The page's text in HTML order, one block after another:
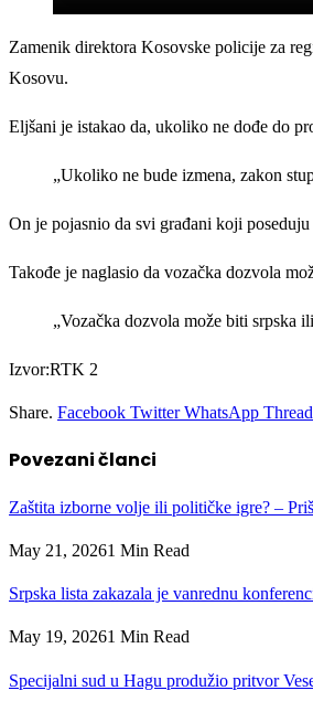
Zamenik direktora Kosovske policije za
Kosovu.
Eljšani je istakao da, ukoliko ne dođe do
„Ukoliko ne bude izmena, zakon
On je pojasnio da svi građani koji
Takođe je naglasio da vozačka dozvola
„Vozačka dozvola može biti srpska
Izvor:RTK 2
Share. Facebook Twitter WhatsApp
Povezaničlanci
Zaštita izborne volje ili političke igre? –
May 21, 20261 Min Read
Srpska lista zakazala je vanrednu
May 19, 20261 Min Read
Specijalni sud u Hagu produžio pritvor